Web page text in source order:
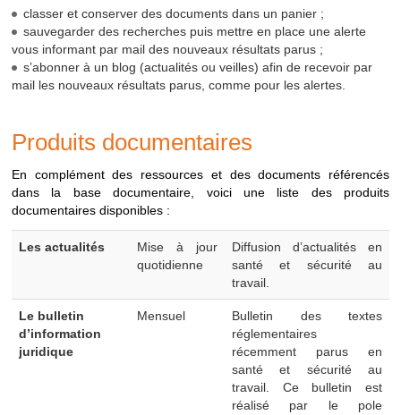
vous invitons à consulter lamédiathèquedisponible depuis le
sitewww.inrs.fr.
classer et conserver des documents dans un panier ;
sauvegarder des recherches puis mettre en place une alerte
vous informant par mail des nouveaux résultats parus ;
s’abonner à un blog (actualités ou veilles) afin de recevoir par
mail les nouveaux résultats parus, comme pour les alertes.
Produits documentaires
En complément des ressources et des documents référencés
dans la base documentaire, voici une liste des produits
documentaires disponibles :
documentaires
Les actualités
Mise à jour
quotidienne
Diffusion d’actualités en
santé et sécurité au
travail.
Le bulletin
d’information
juridique
Mensuel
Bulletin des textes
réglementaires
récemment parus en
santé et sécurité au
travail. Ce bulletin est
réalisé par le pole